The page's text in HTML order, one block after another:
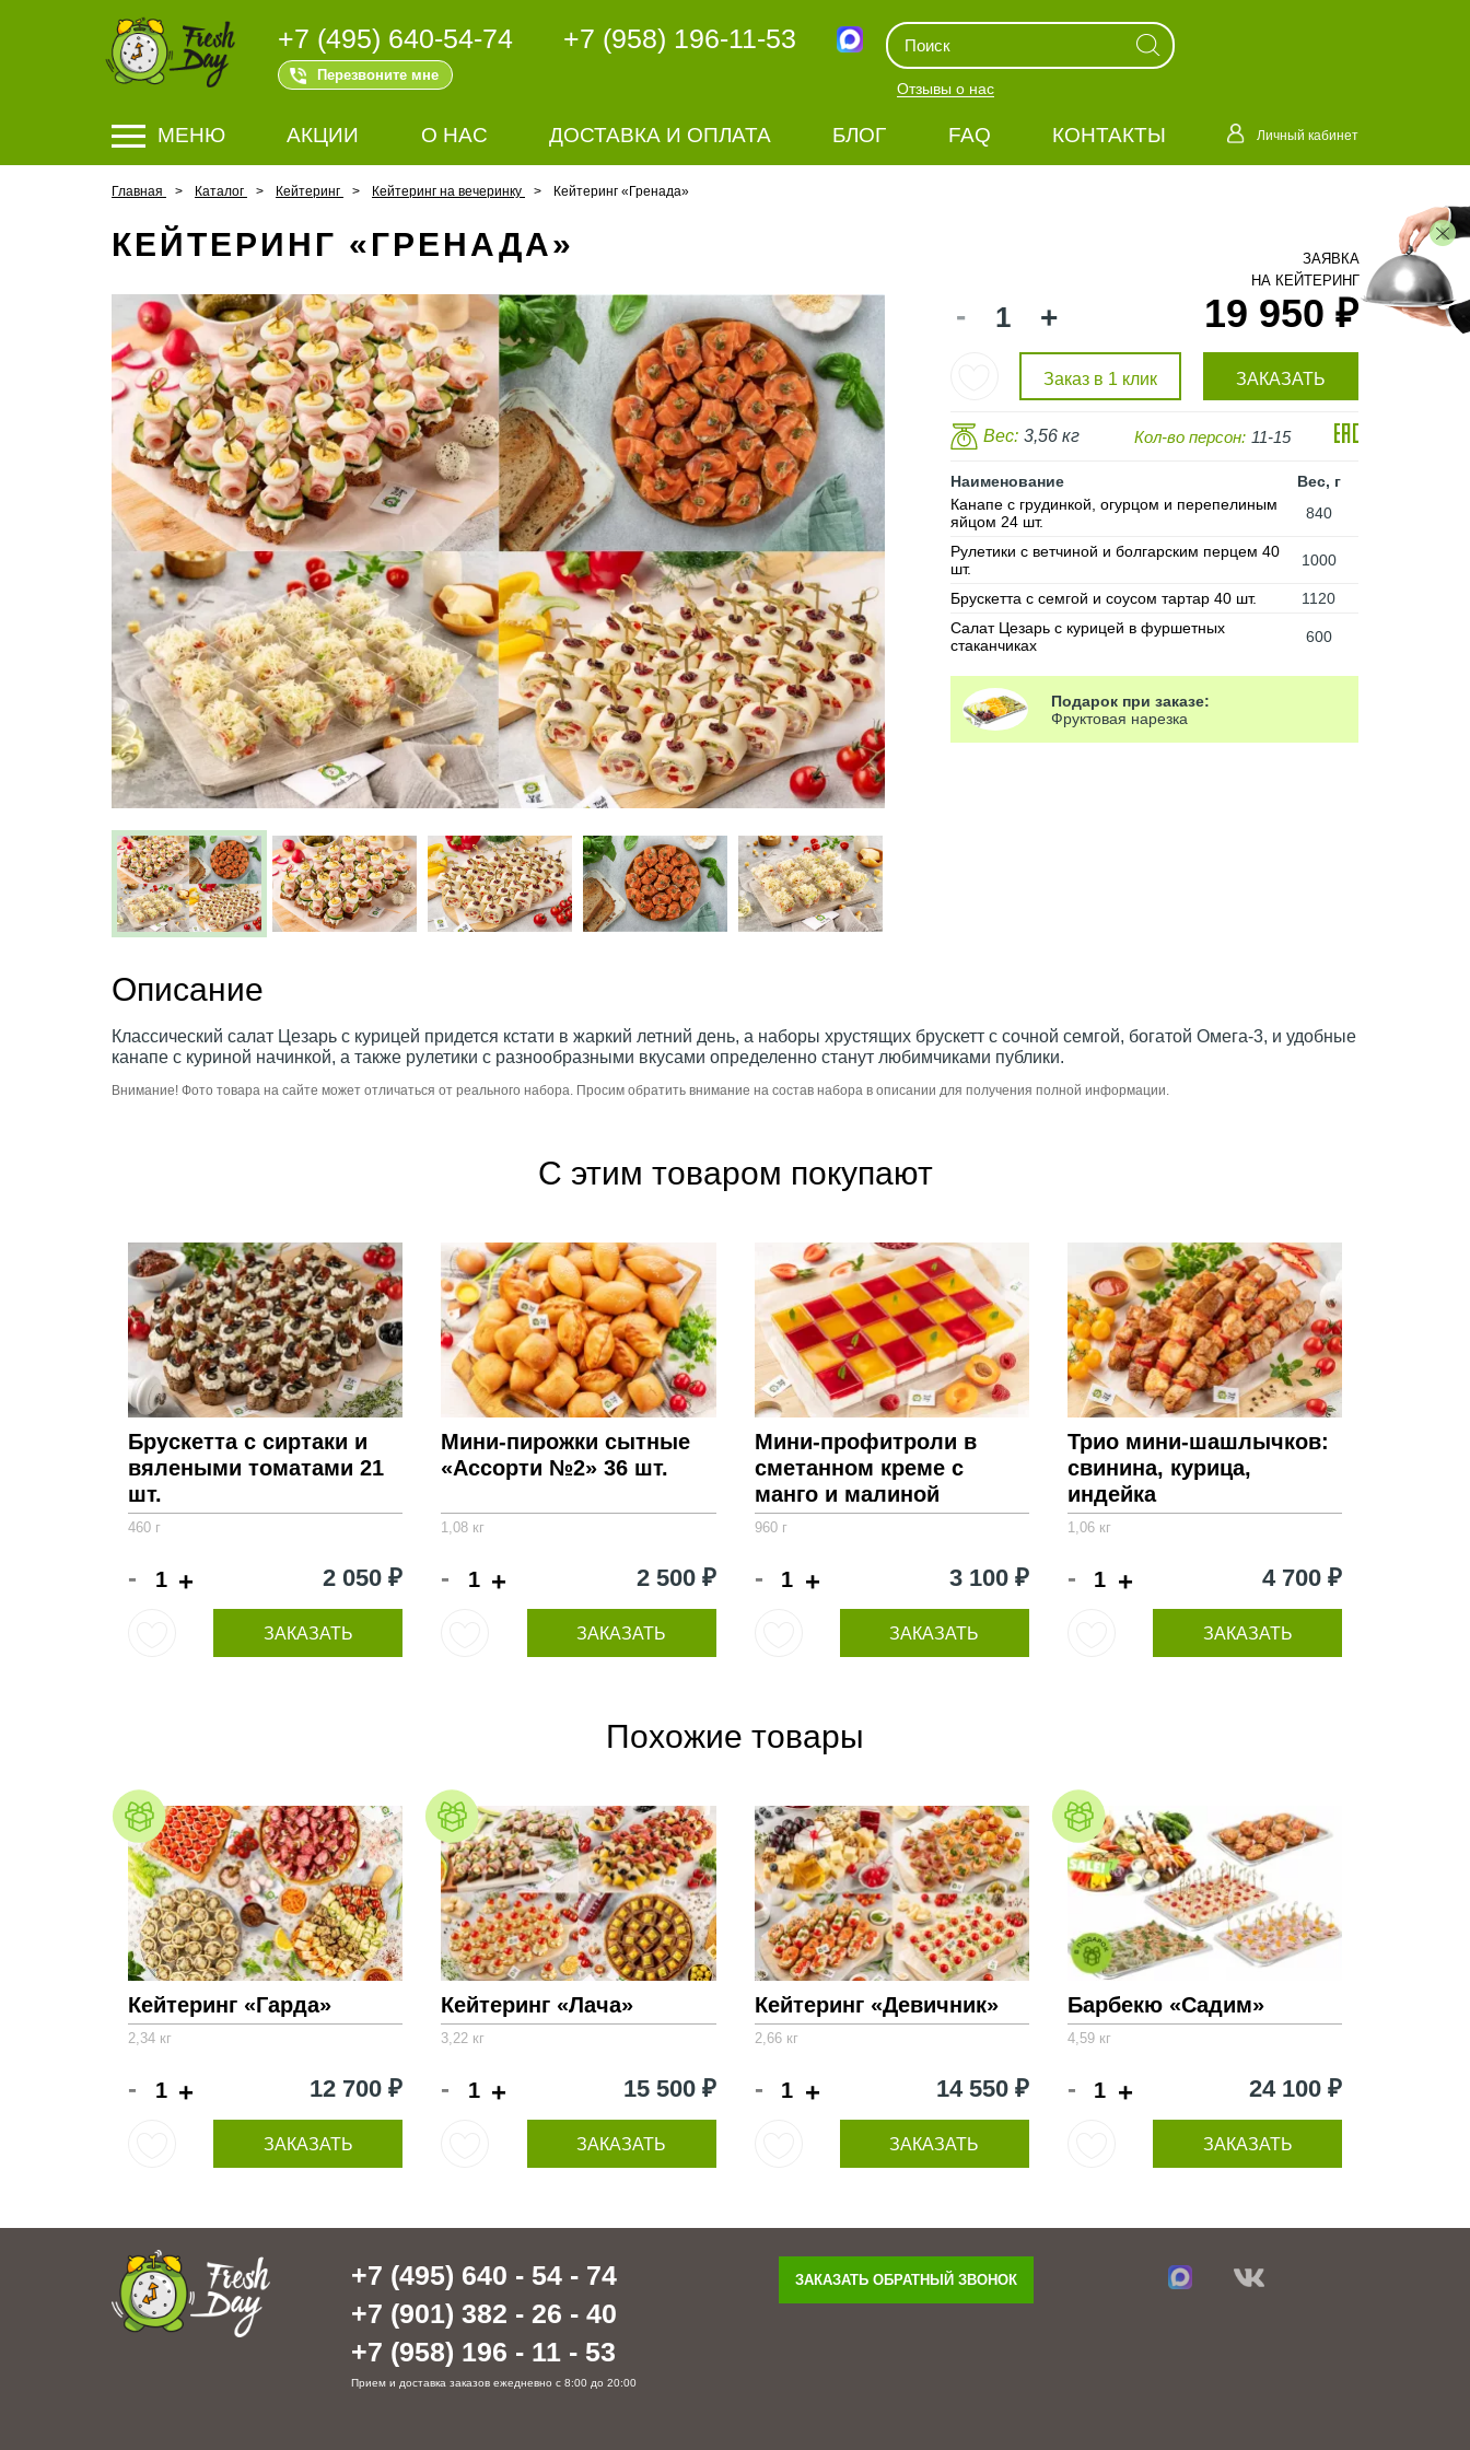
+7 (495) 640-54-74
Перезвоните мне
+7 (958) 196-11-53
Отзывы о нас
МЕНЮ АКЦИИ О НАС ДОСТАВКА И ОПЛАТА БЛОГ FAQ КОНТАКТЫ Личный кабинет
Главная Каталог Кейтеринг Кейтеринг на вечеринку Кейтеринг «Гренада»
КЕЙТЕРИНГ «ГРЕНАДА»
- + 19 950 ₽
Заказ в 1 клик ЗАКАЗАТЬ
Вес: 3,56 кг Кол-во персон: 11-15
Наименование
Вес, г
Канапе с грудинкой, огурцом и перепелиным
яйцом 24 шт.
840
Рулетики с ветчиной и болгарским перцем 40
шт.
1000
Брускетта с семгой и соусом тартар 40 шт.
1120
Салат Цезарь с курицей в фуршетных
стаканчиках
600
Подарок при заказе:
Фруктовая нарезка
Описание
Классический салат Цезарь с курицей придется кстати в жаркий летний день, а наборы хрустящих брускетт с сочной семгой, богатой Омега-3, и удобные
канапе с куриной начинкой, а также рулетики с разнообразными вкусами определенно станут любимчиками публики.
Внимание! Фото товара на сайте может отличаться от реального набора. Просим обратить внимание на состав набора в описании для получения полной информации.
С этим товаром покупают
Брускетта с сиртаки и
вялеными томатами 21
шт.
460 г
- + 2 050 ₽
ЗАКАЗАТЬ
Мини-пирожки сытные
«Ассорти №2» 36 шт.
1,08 кг
- + 2 500 ₽
ЗАКАЗАТЬ
Мини-профитроли в
сметанном креме с
манго и малиной
960 г
- + 3 100 ₽
ЗАКАЗАТЬ
Трио мини-шашлычков:
свинина, курица,
индейка
1,06 кг
- + 4 700 ₽
ЗАКАЗАТЬ
Похожие товары
Кейтеринг «Гарда»
2,34 кг
- + 12 700 ₽
ЗАКАЗАТЬ
Кейтеринг «Лача»
3,22 кг
- + 15 500 ₽
ЗАКАЗАТЬ
Кейтеринг «Девичник»
2,66 кг
- + 14 550 ₽
ЗАКАЗАТЬ
Барбекю «Садим»
4,59 кг
- + 24 100 ₽
ЗАКАЗАТЬ
+7 (495) 640 - 54 - 74
+7 (901) 382 - 26 - 40
+7 (958) 196 - 11 - 53
Прием и доставка заказов ежедневно с 8:00 до 20:00
ЗАКАЗАТЬ ОБРАТНЫЙ ЗВОНОК
ЗАЯВКА
НА КЕЙТЕРИНГ